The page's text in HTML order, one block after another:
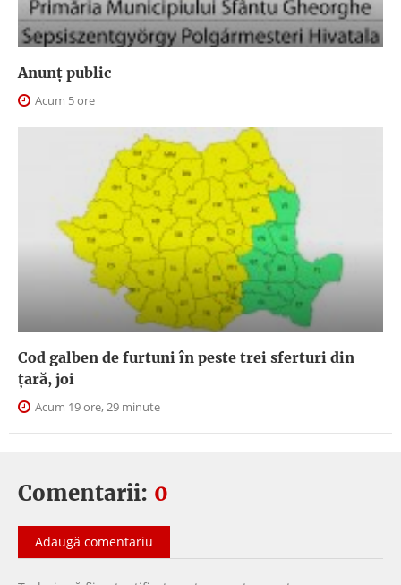
Anunţ public
Acum 5 ore
Cod galben de furtuni în peste trei sferturi din
țară, joi
Acum 19 ore, 29 minute
Comentarii: 0
Adaugă comentariu